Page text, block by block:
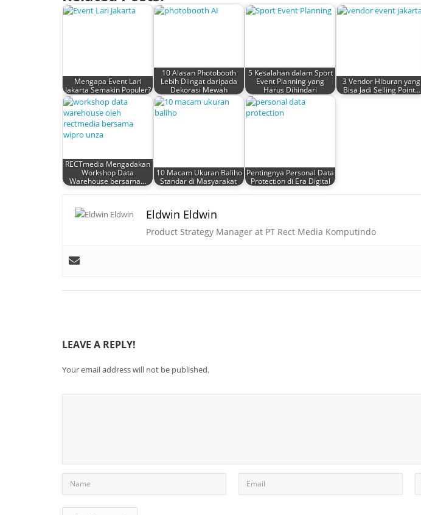
Mengapa Event Lari
Jakarta Semakin Populer?
10 Alasan Photobooth
Lebih Diingat daripada
Dekorasi Mewah
5 Kesalahan dalam Sport
Event Planning yang
Harus Dihindari
3 Vendor Hiburan yang
Bisa Jadi Selling Point…
RECTmedia Mengadakan
Workshop Data
Warehouse bersama…
10 Macam Ukuran Baliho
Standar di Masyarakat
Pentingnya Personal Data
Protection di Era Digital
Eldwin Eldwin
Product Strategy Manager at PT Rect Media Komputindo
LEAVE A REPLY!
Your email address will not be published.